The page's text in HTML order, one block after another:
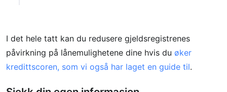
I det hele tatt kan du redusere gjeldsregistrenes
påvirkning på lånemulighetene dine hvis du øker
kredittscoren, som vi også har laget en guide til.